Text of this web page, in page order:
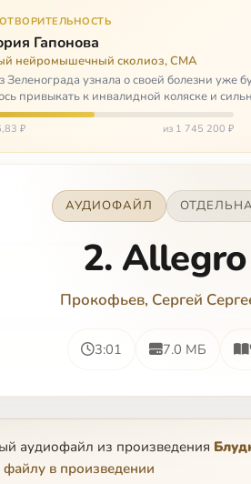
Гапонова
нейромышечный сколиоз, СМА
Зеленограда узнала о своей болезни уже
привыкать к инвалидной коляске и
беспом…
₽ из 1 745 200 ₽
АУДИОФАЙЛ
2.
Прокофьев, Сергей
3:01 7.0 МБ
аудиофайл из произведения
в произведении